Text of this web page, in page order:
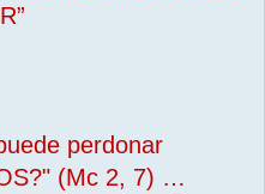
perdonar
(Mc 2, 7) …